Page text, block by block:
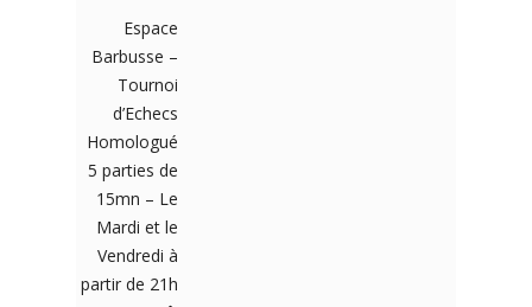
Espace
Barbusse –
Tournoi
d’Echecs
Homologué
5 parties de
15mn – Le
Mardi et le
Vendredi à
partir de 21h